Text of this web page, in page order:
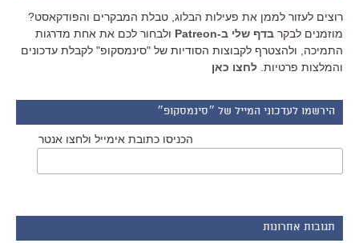
רוצים לעזור לממן את פעילות הבלוג, טבלת המבקרים והפודקאסט?
מוזמנים לבקר בדף שלי ב-Patreon
ולבחור לכם את אחת מדרגות
התמיכה, ולהצטרף לקבוצות הסודיות של "סינמסקופ" לקבלת עדכונים
והמלצות פרטיות. לחצו כאן
הירשמו לעדכוני המייל של ״סינמסקופ״
הכניסו כתובת אימייל ולחצו אנטר
תגובות אחרונות